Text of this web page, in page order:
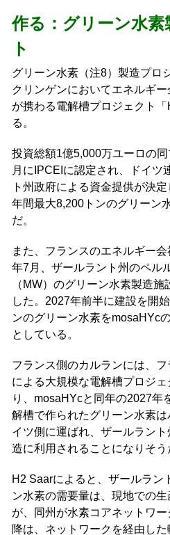
作る：グリーン水素
ト
グリーン水素（注8）製造プロ
クリンゲンにおいてエネルギ
が携わる電解槽プロジェクト
る。
投資総額1億5,000万ユーロの
月にIPCEIに認定され、ドイツ
ト州政府による資金提供が決
年間最大8,200トンのグリーン
だ。
また、フランスのエネルギー
年7月、ザールラント州のペル
（MW）のグリーン水素製造
した。2027年前半に建設を開
ンのグリーン水素をmosaHYc
としている。
フランス側のカルランには、
による大規模な電解槽プロジ
り、mosaHYcと同年の2027年
解槽で作られたグリーン水素
イツ側に運ばれ、ザールラン
造に利用されることになりそう
H2 Saarによると、ザールラン
ン水素の需要量は、現地での
が、同州が水素コアネットワ
降は、ネットワークを経由し